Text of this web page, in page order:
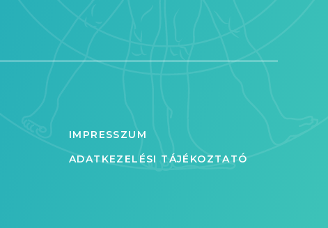
IMPRESSZUM
ADATKEZELÉSI TÁJÉKOZTATÓ